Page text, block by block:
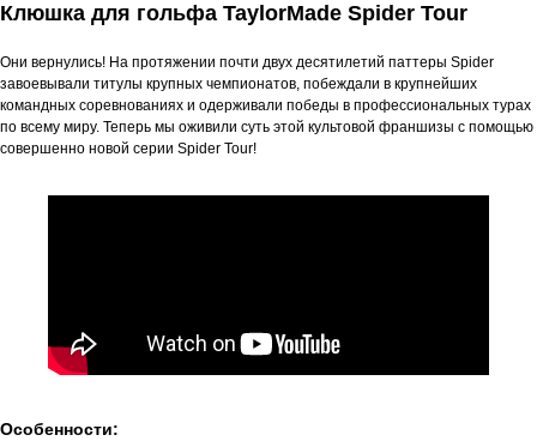
Клюшка для гольфа TaylorMade Spider Tour
Они вернулись! На протяжении почти двух десятилетий паттеры Spider
завоевывали титулы крупных чемпионатов, побеждали в крупнейших
командных соревнованиях и одерживали победы в профессиональных турах
по всему миру. Теперь мы оживили суть этой культовой франшизы с помощью
совершенно новой серии Spider Tour!
Особенности: